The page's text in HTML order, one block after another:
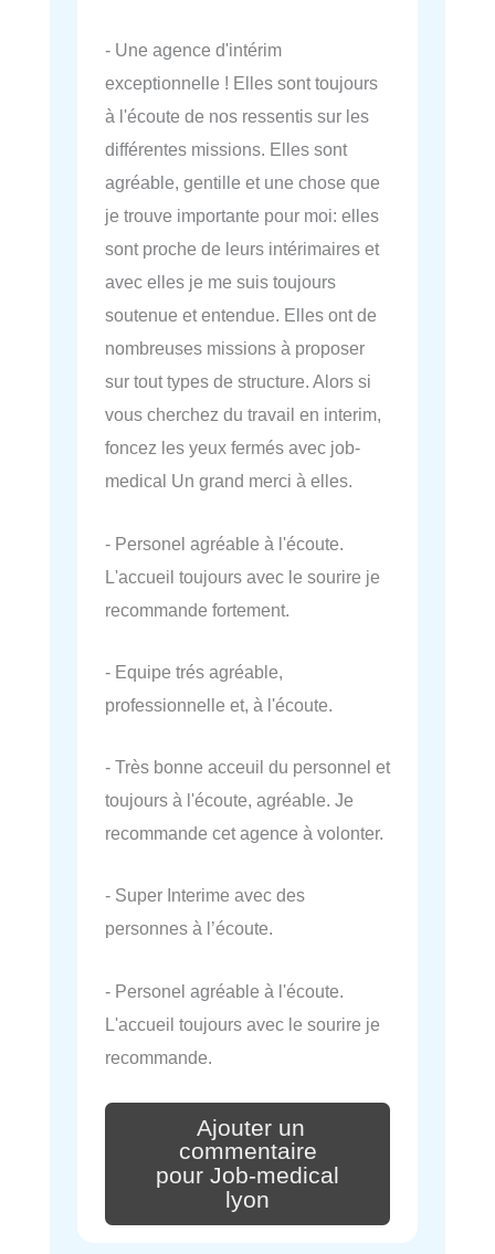
- Une agence d'intérim
exceptionnelle ! Elles sont toujours
à l'écoute de nos ressentis sur les
différentes missions. Elles sont
agréable, gentille et une chose que
je trouve importante pour moi: elles
sont proche de leurs intérimaires et
avec elles je me suis toujours
soutenue et entendue. Elles ont de
nombreuses missions à proposer
sur tout types de structure. Alors si
vous cherchez du travail en interim,
foncez les yeux fermés avec job-
medical Un grand merci à elles.
- Personel agréable à l'écoute.
L'accueil toujours avec le sourire je
recommande fortement.
- Equipe trés agréable,
professionnelle et, à l'écoute.
- Très bonne acceuil du personnel et
toujours à l'écoute, agréable. Je
recommande cet agence à volonter.
- Super Interime avec des
personnes à l’écoute.
- Personel agréable à l'écoute.
L'accueil toujours avec le sourire je
recommande.
Ajouter un
commentaire
pour Job-medical
lyon